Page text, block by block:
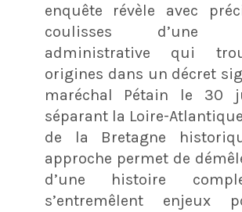
enquête révèle avec
coulisses d’une
administrative qui
origines dans un décret
maréchal Pétain le 30
séparant la Loire-
de la Bretagne
approche permet de
d’une histoire
s’entremêlent enjeux